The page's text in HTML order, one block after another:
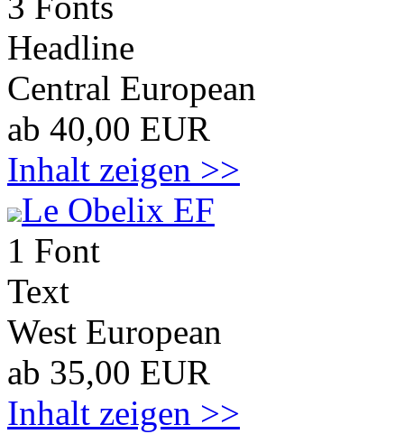
Headline
Central European
ab 40,00 EUR
Inhalt zeigen >>
Le Obelix EF
1 Font
Text
West European
ab 35,00 EUR
Inhalt zeigen >>